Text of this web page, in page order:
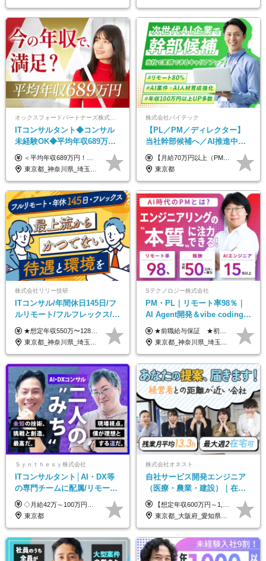
オックスフォードパートナーズ株式会社
ITコンサルタント◆コンサル
未経験OK◆平均年収689万円
◆業界屈指の営業力でサポー
ト◆フルリモート可
＜平均年収689万円！！＞ ☆前給保証以上☆案件待機期間も給与保証あり☆ 月給40万円～150万円（固定残業代含む） ※経験や能力を考慮し決定します ※試用期間6ヶ月あり。条件や待遇に差異はありません ※上記には固定残業代（30時間分／7万6000円～）が含まれています。 ※超過分は時間外手当を別途支給。 【実際の給与例】 野原さん（35歳）※前職年収480万円 （Java／C#エンジニア ⇒ 業務系システム開発 ⇒ 要件定義・業務分析 ⇒ ITコンサル案件へ参画） ▼620万円（入社初年度） ・Web系業務システム開発（Java、C#） ・ 顧客折衝や開発チームとの調整 ・ 既存システムの改修・機能追加案件に従事 ▼780万円（入社2年目） ・ 金融機関向け業務系システムの要件定義・設計補助 ・ 開発チームと連携した業務分析・課題整理 ・小規模PMO支援案件への参画 ▼1,090万円（入社3年目） ・ 大手企業向けIT戦略・業務改革プロジェクトに参画 ・コンサルタントとして要件定義・業務改善提案・ベンダー調整を担当 ・ PMO／部分的PM業務も兼務し、上流工程での裁量を拡大
東京都_神奈川県_埼玉県_千葉県_大阪府_愛知県_北海道_青森県_岩手県_宮城県_秋田県_山形県_福島県_茨城県_栃木県_群馬県_新潟県_山梨県_長野県_富山県_石川県_福井県_静岡県_岐阜県_三重県_兵庫県_京都府_滋賀県_奈良県_和歌山県_広島県_岡山県_鳥取県_島根県_山口県_徳島県_香川県_愛媛県_高知県_福岡県_熊本県_佐賀県_長崎県_大分県_宮崎県_鹿児島県_沖縄県
株式会社バイテック
【PL／PM／ディレクター】
当社幹部候補へ／AI推進中！
目指せるAI人材／年収800万円
以上可／リモート80％
【月給70万円以上（PM）／想定年収840万円以上】 ★詳しくは下記をご参照ください！ ■SE/PL/テスト計画以降などの上流フェーズ 月給53万円以上 ※想定年収636万円以上 ■PM/ディレクター（管理職・幹部候補） 月給70万円以上 ※想定年収840万円以上 ※単価の変動により給与も随時更新（完全単価連動型） ※育成枠については個人の経験・能力を考慮し決定 ※超過勤務については別途残業手当を支給 【固定残業代について】 なし（残業代は、実際の労働時間に応じて別途全額支給）
東京都
株式会社リリー技研
ITコンサル/年間休日145日/フ
ルリモート/フルフレックス/残
業基本なし/全国からの応募
OK/特別休暇あり
★想定年収550万〜1289万円 ■契約社員 月給45.8万〜71.6万円 ★想定年収688万〜1611万円 ■正社員 月給57.3万〜89.5万円 ※給与は経験・スキルを考慮の上、決定します。 ※試用期間3ヶ月（その間の給与・待遇に差異はありません）期間は短縮の可能性あり ※残業代は別途全額支給します 【★評価について★】 弊社では、1〜7の7段階からなる等級制を導入しています。 【★昇給の仕組み★】 等級が1段階上がるごとに、基本給の25％に相当する額が昇給されます。 評価は年2回実施されるため、年に2回の昇給チャンスがあります。 頑張りが正当に評価される、透明性の高い制度です。
東京都_神奈川県_埼玉県_千葉県_大阪府_愛知県_北海道_青森県_岩手県_宮城県_秋田県_山形県_福島県_茨城県_栃木県_群馬県_新潟県_山梨県_長野県_富山県_石川県_福井県_静岡県_岐阜県_三重県_兵庫県_京都府_滋賀県_奈良県_和歌山県_広島県_岡山県_鳥取県_島根県_山口県_徳島県_香川県_愛媛県_高知県_福岡県_熊本県_佐賀県_長崎県_大分県_宮崎県_鹿児島県_沖縄県
Sテクノロジー株式会社
PM・PL｜リモート率98％｜
AI Agent開発＆vibe coding｜
AIエンジニアチームをリード
★前職給与保証 ★初年度年収700～800万円も可能 月給50万円～90万円＋賞与年2回＋各種手当 ◎スキルや経験などを考慮。前職から給与アップをお約束します！ ◎上記月給には固定残業代30時間分(95000円～)を含みます。超過した場合は追加支給します ◎試用期間は6ヵ月あり。その間の給与・待遇に差異はありません
東京都_神奈川県_埼玉県_千葉県_大阪府_愛知県_北海道_青森県_岩手県_宮城県_秋田県_山形県_福島県_茨城県_栃木県_群馬県_新潟県_山梨県_長野県_富山県_石川県_福井県_静岡県_岐阜県_三重県_兵庫県_京都府_滋賀県_奈良県_和歌山県_広島県_岡山県_鳥取県_島根県_山口県_徳島県_香川県_愛媛県_高知県_福岡県_熊本県_佐賀県_長崎県_大分県_宮崎県_鹿児島県_沖縄県
Ｓｙｎｔｈｅｓｙ株式会社
ITコンサルタント│AI・DX等
の専門チームに配属/リモート
×フレックス/Big4と同水準の
給与・待遇
◇月給42万～100万円＋賞与年2回 └年収900～1600万円可能 ★☆年収例☆★ ◎37歳・元開発エンジニア └年収900万（2年後に年収150万UP実績） ◎40歳・元SierのPM └年収1400万（2年後に年収300万UP実績） ◎43歳・元コンサルタント └年収1600万（2年後に年収200万UP実績） ※経験・スキルを考慮し決定します ※試用期間3～6カ月あり（その間の待遇に差異はありません） 【固定残業代について】 なし（残業代は、実際の労働時間に応じて別途全額支給）
東京都
株式会社オネスト
自社サービス開発エンジニア
（医療・農業・建設）｜在宅
あり｜残業月平均13.3h｜年収
1000万可｜賞与年2回
【想定年収600万円～1,300万円】 ★賞与年2回＋勤務地手当＋残業手当（年平均残業時間にて算出）を含む ※基本給＋勤務地手当＋役職手当 ※勤務地手当：結婚の有無に関係なく、物価などの違いを考慮して全社員に支給されます 月給40万円～89万円 ＜各種手当＞ ■勤務地手当（東京2万円／月、大阪1万円／月、名古屋5000円／月） ■通勤手当（月額5万円まで） ■扶養手当（6,000円／扶養親族一人） ■役職手当（8,000円～15万円） ※残業代は1分単位で全額支給します ※経験やスキルを考慮し、当社規定により給与を決定します ※執行役員は年俸制となる場合があります
東京都_大阪府_愛知県_福岡県